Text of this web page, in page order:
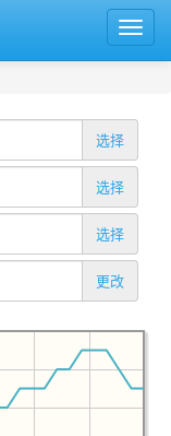
选择
选择
选择
更改